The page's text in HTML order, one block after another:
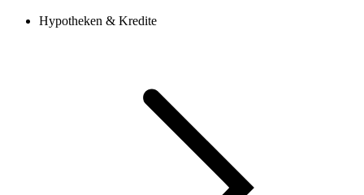
Hypotheken & Kredite